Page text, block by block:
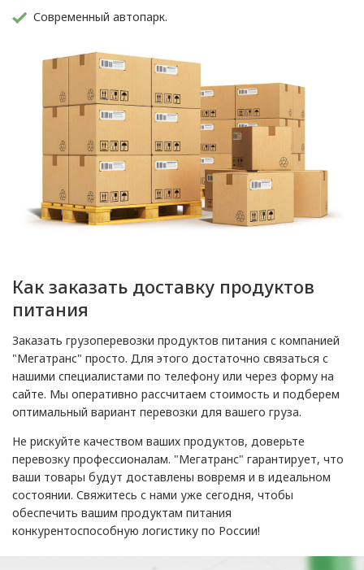
Современный автопарк.
Как заказать доставку продуктов
питания
Заказать грузоперевозки продуктов питания с компанией
"Мегатранс" просто. Для этого достаточно связаться с
нашими специалистами по телефону или через форму на
сайте. Мы оперативно рассчитаем стоимость и подберем
оптимальный вариант перевозки для вашего груза.
Не рискуйте качеством ваших продуктов, доверьте
перевозку профессионалам. "Мегатранс" гарантирует, что
ваши товары будут доставлены вовремя и в идеальном
состоянии. Свяжитесь с нами уже сегодня, чтобы
обеспечить вашим продуктам питания
конкурентоспособную логистику по России!